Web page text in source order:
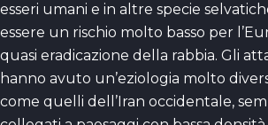
esseri umani e in altre specie
essere un rischio molto basso per
quasi eradicazione della rabbia. Gli
hanno avuto un’eziologia molto
come quelli dell’Iran occidentale,